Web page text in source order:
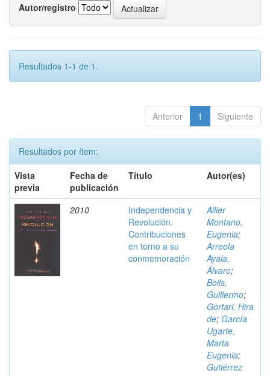
Autor/registro
Resultados 1-1 de 1.
Anterior 1 Siguiente
Resultados por ítem:
Vista
previa
Fecha de
publicación
Título Autor(es)
2010
Independencia y
Revolución.
Contribuciones
en torno a su
conmemoración
Allier
Montano,
Eugenia;
Arreola
Ayala,
Álvaro;
Boils,
Guillermo;
Gortari, Hira
de; García
Ugarte,
Marta
Eugenia;
Gutiérrez